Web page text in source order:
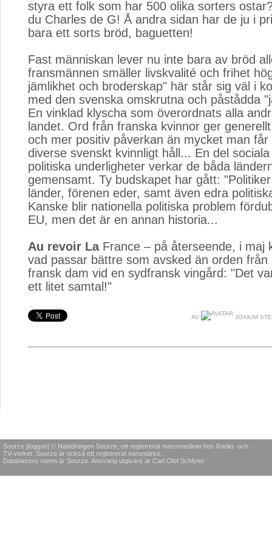
styra ett folk som har 500 olika sorters
du Charles de G! Å andra sidan har de ju i
bara ett sorts bröd, baguetten!
Fast människan lever nu inte bara av bröd
fransmännen smäller livskvalité och frihet
jämlikhet och broderskap" här står sig väl i
med den svenska omskrutna och påstådda
En vinklad klyscha som överordnats alla
landet. Ord från franska kvinnor ger
och mer positiv påverkan än mycket man
diverse svenskt kvinnligt håll... En del
politiska underligheter verkar de båda
gemensamt. Ty budskapet har gått:
länder, förenen eder, samt även edra
Kanske blir nationella politiska problem
EU, men det är en annan historia...
Au revoir LaFrance – på återseende, i maj
vad passar bättre som avsked än orden från
fransk dam vid en sydfransk vingård: "Det
ett litet samtal!"
AV JOAKIM
Sourze [loggan] © Nättidningen Sourze, ett registrerat massmedium hos Radio- och
TV-verket. Sourze är också ett registrerat varumärke.
Databasens namn är Sourze. Ansvarig utgivare är Carl Olof Schlyter.